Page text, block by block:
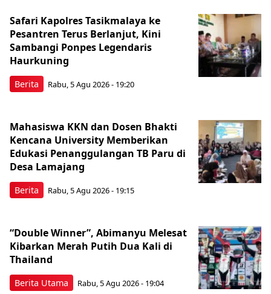
Berita
Safari Kapolres Tasikmalaya ke
Pesantren Terus Berlanjut, Kini
Sambangi Ponpes Legendaris
Haurkuning
Rabu, 5 Agu 2026 - 19:20
Berita
Mahasiswa KKN dan Dosen Bhakti
Kencana University Memberikan
Edukasi Penanggulangan TB Paru di
Desa Lamajang
Rabu, 5 Agu 2026 - 19:15
Berita Utama
“Double Winner”, Abimanyu Melesat
Kibarkan Merah Putih Dua Kali di
Thailand
Rabu, 5 Agu 2026 - 19:04